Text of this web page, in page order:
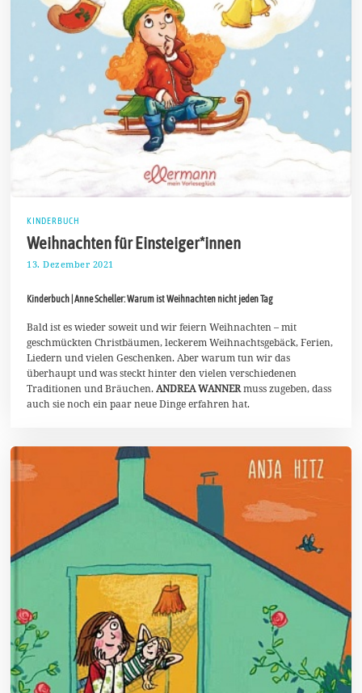
KINDERBUCH
Weihnachten für Einsteiger*innen
13. Dezember 2021
D
z
e
m
b
e
r
0
Kinderbuch | Anne Scheller: Warum ist Weihnachten nicht jeden Tag
Bald ist es wieder soweit und wir feiern Weihnachten – mit
geschmückten Christbäumen, leckerem Weihnachtsgebäck, Ferien,
Liedern und vielen Geschenken. Aber warum tun wir das
überhaupt und was steckt hinter den vielen verschiedenen
Traditionen und Bräuchen.ANDREA WANNERmuss zugeben, dass
auch sie noch ein paar neue Dinge erfahren hat.